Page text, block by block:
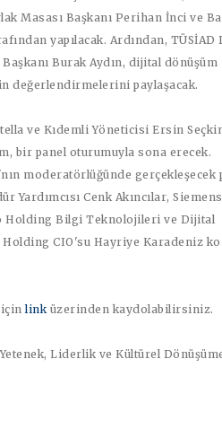
Masası Başkanı Perihan İnci ve
yapılacak. Ardından, TÜSİAD
Burak Aydın, dijital dönüşüm
değerlendirmelerini paylaşacak.
ve Kıdemli Yöneticisi Ersin
bir panel oturumuyla sona erecek.
'nın moderatörlüğünde gerçekleşecek
Yardımcısı Cenk Akıncılar,
Holding Bilgi Teknolojileri ve Dijital
Holding CIO'su Hayriye Karadeniz
içinlinküzerinden kaydolabilirsiniz.
Liderlik ve Kültürel